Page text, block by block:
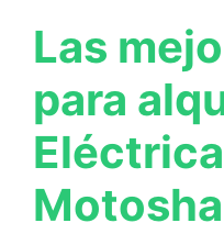
Las
para